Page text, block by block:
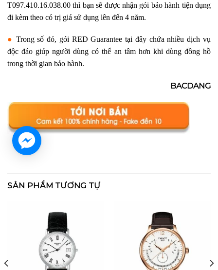
T097.410.16.038.00 thì bạn sẽ được nhận gói bảo hành tiện dụng
đi kèm theo có trị giá sử dụng lên đến 4 năm.
● Trong số đó, gói RED Guarantee tại đây chứa nhiều dịch vụ
độc đáo giúp người dùng có thể an tâm hơn khi dùng đồng hồ
trong thời gian bảo hành.
BACDANG
SẢN PHẨM TƯƠNG TỰ